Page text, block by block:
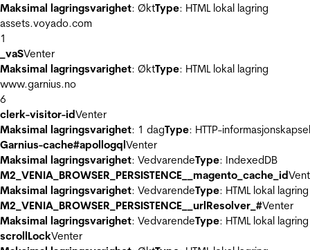
Maksimal lagringsvarighet: ØktType: HTML lokal lagring
assets.voyado.com
1
_vaSVenter
Maksimal lagringsvarighet: ØktType: HTML lokal lagring
www.garnius.no
6
clerk-visitor-idVenter
Maksimal lagringsvarighet: 1 dagType: HTTP-informasjonskapsel
Garnius-cache#apollogqlVenter
Maksimal lagringsvarighet: VedvarendeType: IndexedDB
M2_VENIA_BROWSER_PERSISTENCE__magento_cache_id
Maksimal lagringsvarighet: VedvarendeType: HTML lokal lagring
M2_VENIA_BROWSER_PERSISTENCE__urlResolver_#Venter
Maksimal lagringsvarighet: VedvarendeType: HTML lokal lagring
scrollLockVenter